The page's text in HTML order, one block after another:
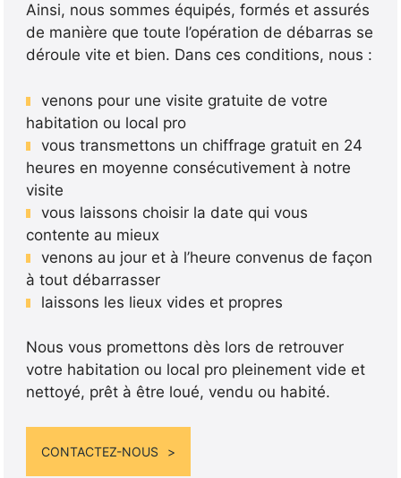
Ainsi, nous sommes équipés, formés et assurés
de manière que toute l’opération de débarras se
déroule vite et bien. Dans ces conditions, nous :
venons pour une visite gratuite de votre
habitation ou local pro
vous transmettons un chiffrage gratuit en 24
heures en moyenne consécutivement à notre
visite
vous laissons choisir la date qui vous
contente au mieux
venons au jour et à l’heure convenus de façon
à tout débarrasser
laissons les lieux vides et propres
Nous vous promettons dès lors de retrouver
votre habitation ou local pro pleinement vide et
nettoyé, prêt à être loué, vendu ou habité.
CONTACTEZ-NOUS